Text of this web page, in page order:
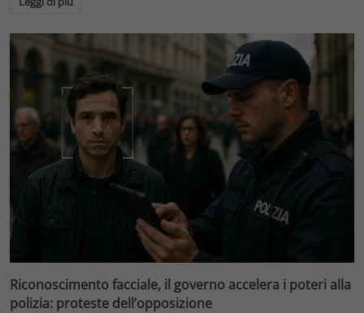
Riconoscimento facciale, il governo accelera i poteri alla
polizia: proteste dell’opposizione